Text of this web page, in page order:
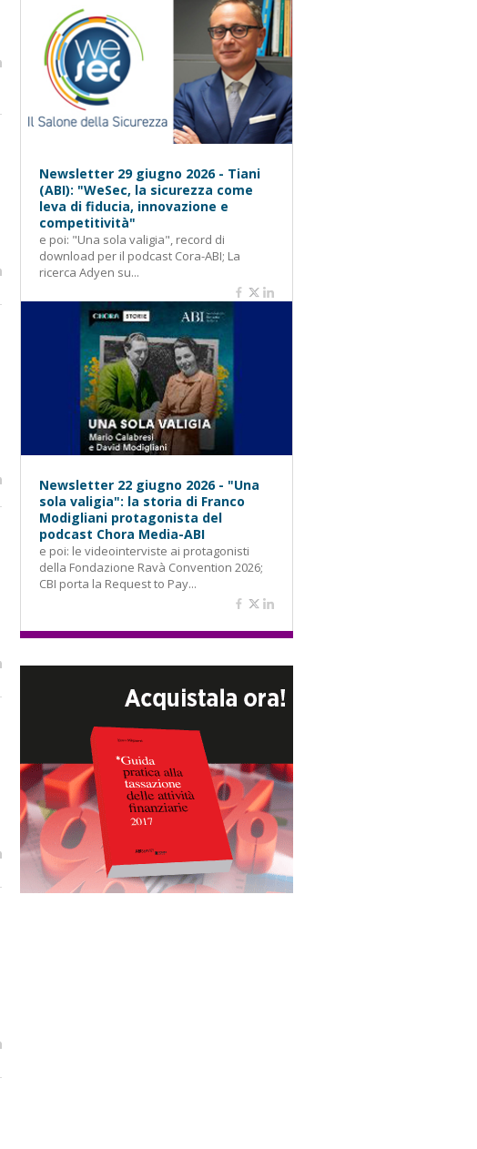
Newsletter 29 giugno 2026 - Tiani
(ABI): "WeSec, la sicurezza come
leva di fiducia, innovazione e
competitività"
e poi: "Una sola valigia", record di
download per il podcast Cora-ABI; La
ricerca Adyen su...
Newsletter 22 giugno 2026 - "Una
sola valigia": la storia di Franco
Modigliani protagonista del
podcast Chora Media-ABI
e poi: le videointerviste ai protagonisti
della Fondazione Ravà Convention 2026;
CBI porta la Request to Pay...